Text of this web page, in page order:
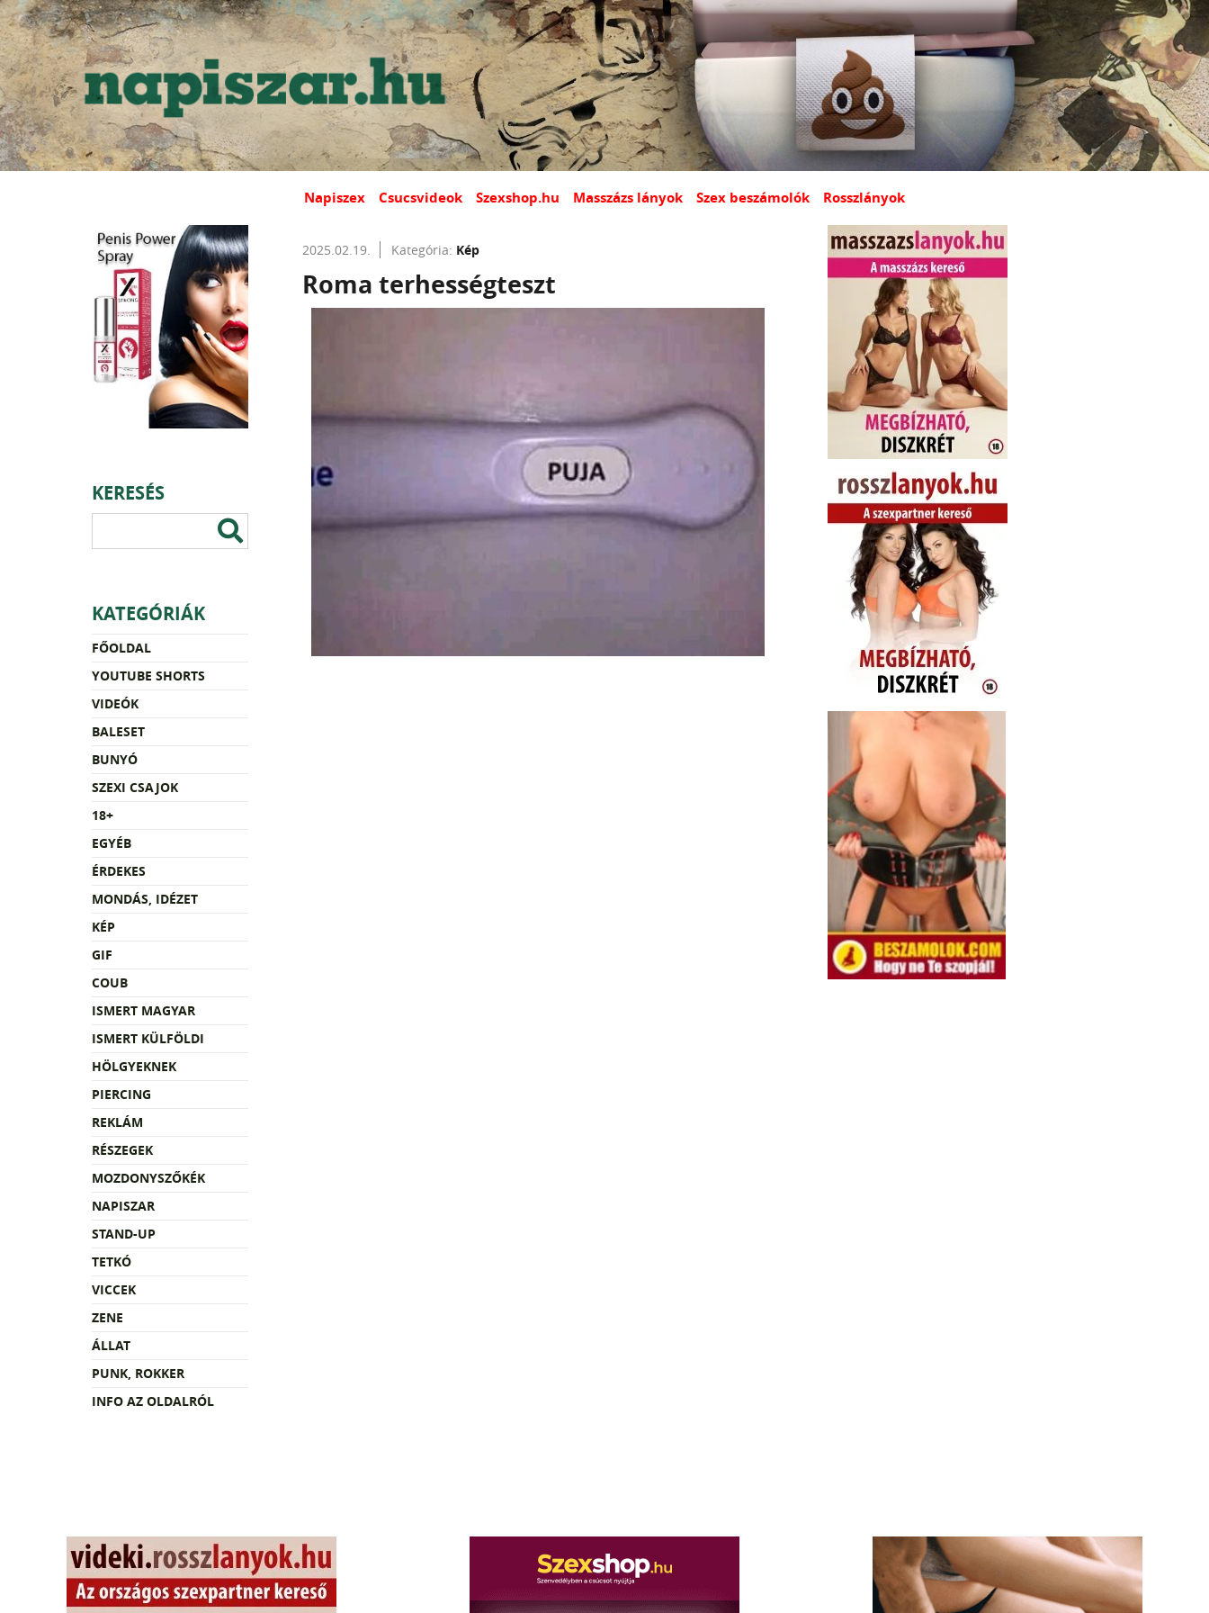
Napiszex Csucsvideok Szexshop.hu Masszázs lányok Szex beszámolók Rosszlányok
KERESÉS
KATEGÓRIÁK
FŐOLDAL
YOUTUBE SHORTS
VIDEÓK
BALESET
BUNYÓ
SZEXI CSAJOK
18+
EGYÉB
ÉRDEKES
MONDÁS, IDÉZET
KÉP
GIF
COUB
ISMERT MAGYAR
ISMERT KÜLFÖLDI
HÖLGYEKNEK
PIERCING
REKLÁM
RÉSZEGEK
MOZDONYSZŐKÉK
NAPISZAR
STAND-UP
TETKÓ
VICCEK
ZENE
ÁLLAT
PUNK, ROKKER
INFO AZ OLDALRÓL
2025.02.19. Kategória: Kép
Roma terhességteszt